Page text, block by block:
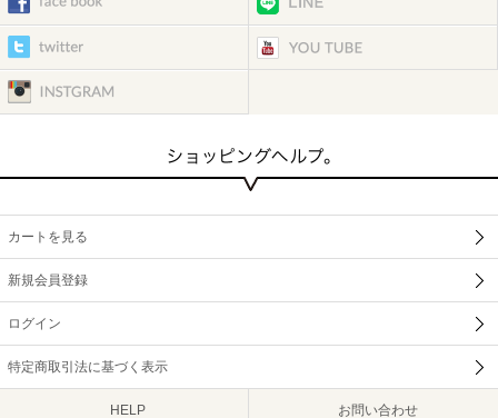
カートを見る
新規会員登録
ログイン
特定商取引法に基づく表示
HELP お問い合わせ